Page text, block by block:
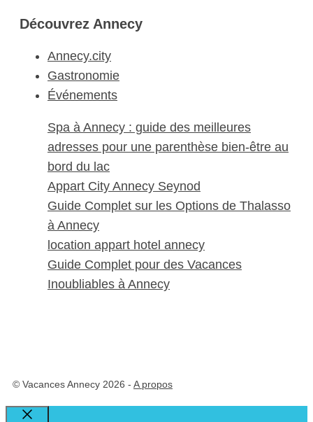
Découvrez Annecy
Annecy.city
Gastronomie
Événements
Spa à Annecy : guide des meilleures
adresses pour une parenthèse bien-être au
bord du lac
Appart City Annecy Seynod
Guide Complet sur les Options de Thalasso
à Annecy
location appart hotel annecy
Guide Complet pour des Vacances
Inoubliables à Annecy
© Vacances Annecy 2026 - A propos